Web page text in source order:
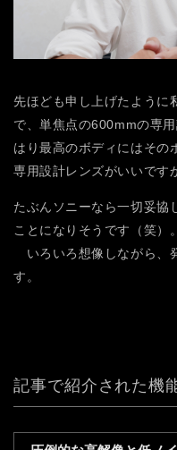
先ほども申し上げたように
で、単焦点の600mmの専
はり最高のボディにはその
専用設計レンズがいいです
たぶんソニーなら一切妥協
ことになりそうです（笑）
いろいろ想像しながら、
す。
記事で紹介された機